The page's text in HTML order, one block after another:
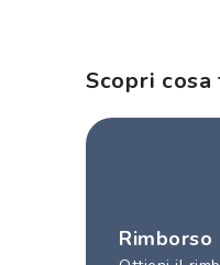
Scopri